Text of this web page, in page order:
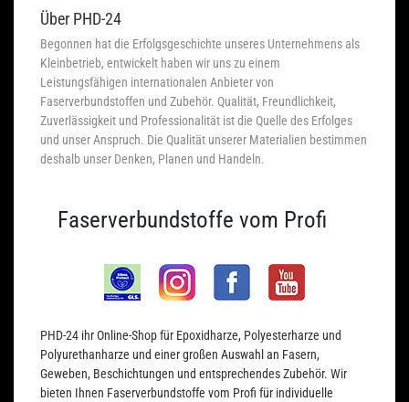
Über PHD-24
Begonnen hat die Erfolgsgeschichte unseres Unternehmens als
Kleinbetrieb, entwickelt haben wir uns zu einem
Leistungsfähigen internationalen Anbieter von
Faserverbundstoffen und Zubehör. Qualität, Freundlichkeit,
Zuverlässigkeit und Professionalität ist die Quelle des Erfolges
und unser Anspruch. Die Qualität unserer Materialien bestimmen
deshalb unser Denken, Planen und Handeln.
Faserverbundstoffe vom Profi
PHD-24 ihr Online-Shop für Epoxidharze, Polyesterharze und
Polyurethanharze und einer großen Auswahl an Fasern,
Geweben, Beschichtungen und entsprechendes Zubehör. Wir
bieten Ihnen Faserverbundstoffe vom Profi für individuelle